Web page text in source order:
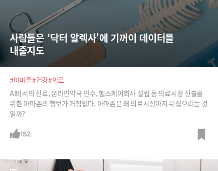
사람들은 ‘닥터 알렉사’에 기꺼이 데이터를
내줄지도
#아마존#건강#의료
AI비서의 진료, 온라인약국 인수, 헬스케어회사 설립 등 의료시장 진출을
위한 아마존의 행보가 거침없다. 아마존은 왜 의료시장까지 뒤집으려는 것
일까?
152